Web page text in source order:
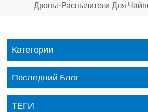
Русский
Tiếng Việt
Дроны-Распылители Для
Категории
Последний Блог
ТЕГИ